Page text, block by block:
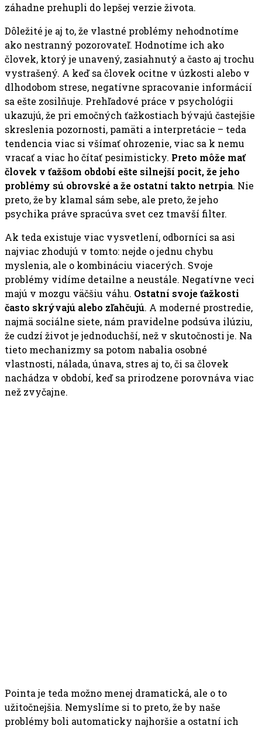
záhadne prehupli do lepšej verzie života.
Dôležité je aj to, že vlastné problémy nehodnotíme
ako nestranný pozorovateľ. Hodnotíme ich ako
človek, ktorý je unavený, zasiahnutý a často aj trochu
vystrašený. A keď sa človek ocitne v úzkosti alebo v
dlhodobom strese, negatívne spracovanie informácií
sa ešte zosilňuje. Prehľadové práce v psychológii
ukazujú, že pri emočných ťažkostiach bývajú častejšie
skreslenia pozornosti, pamäti a interpretácie – teda
tendencia viac si všímať ohrozenie, viac sa k nemu
vracať a viac ho čítať pesimisticky. Preto môže mať
človek v ťažšom období ešte silnejší pocit, že jeho
problémy sú obrovské a že ostatní takto netrpia. Nie
preto, že by klamal sám sebe, ale preto, že jeho
psychika práve spracúva svet cez tmavší filter.
Ak teda existuje viac vysvetlení, odborníci sa asi
najviac zhodujú v tomto: nejde o jednu chybu
myslenia, ale o kombináciu viacerých. Svoje
problémy vidíme detailne a neustále. Negatívne veci
majú v mozgu väčšiu váhu. Ostatní svoje ťažkosti
často skrývajú alebo zľahčujú. A moderné prostredie,
najmä sociálne siete, nám pravidelne podsúva ilúziu,
že cudzí život je jednoduchší, než v skutočnosti je. Na
tieto mechanizmy sa potom nabalia osobné
vlastnosti, nálada, únava, stres aj to, či sa človek
nachádza v období, keď sa prirodzene porovnáva viac
než zvyčajne.
Pointa je teda možno menej dramatická, ale o to
užitočnejšia. Nemyslíme si to preto, že by naše
problémy boli automaticky najhoršie a ostatní ich